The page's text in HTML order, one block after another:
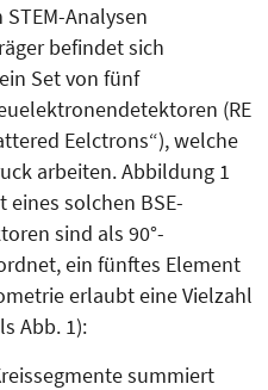
Analysen
befindet sich
Set von fünf
(RE
Eelctrons“), welche
arbeiten. Abbildung 1
eines solchen BSE-
sind als 90°-
ein fünftes Element
erlaubt eine Vielzahl
Abb. 1):
summiert